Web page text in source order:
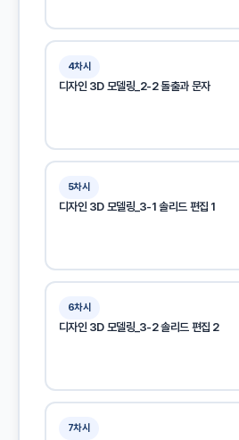
4차시
디자인 3D 모델링_2-2 돌출과 문자
5차시
디자인 3D 모델링_3-1 솔리드 편집 1
6차시
디자인 3D 모델링_3-2 솔리드 편집 2
7차시